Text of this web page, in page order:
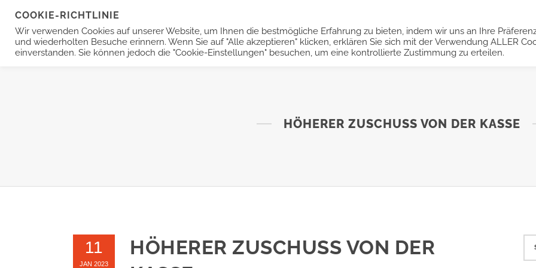
KLANGWERK IM OHR HÖRGERÄTE LEISTUNGEN FAQ
HÖHERER ZUSCHUSS VON DER KASSE
11
JAN 2023
HÖHERER ZUSCHUSS VON DER
COOKIE-RICHTLINIE
Wir verwenden Cookies auf unserer Website, um Ihnen die bestmögliche Erfahrung zu bieten, indem wir uns an Ihre
und wiederholten Besuche erinnern. Wenn Sie auf "Alle akzeptieren" klicken, erklären Sie sich mit der Verwendung ALLER
einverstanden. Sie können jedoch die "Cookie-Einstellungen" besuchen, um eine kontrollierte Zustimmung zu erteilen.